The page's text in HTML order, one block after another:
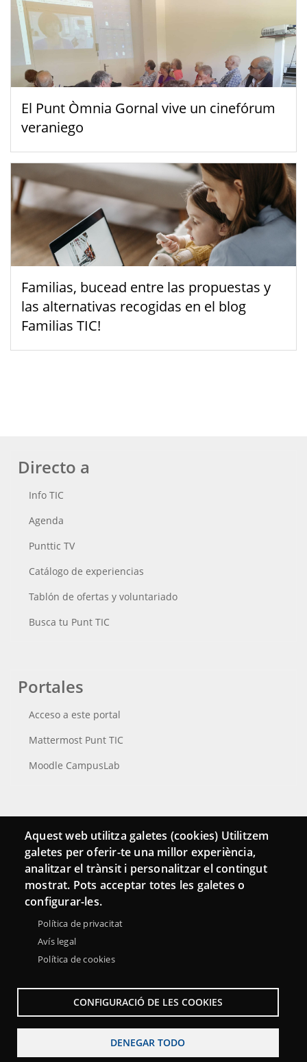
El Punt Òmnia Gornal vive un cinefórum
veraniego
Familias, bucead entre las propuestas y
las alternativas recogidas en el blog
Familias TIC!
Directo a
Info TIC
Agenda
Punttic TV
Catálogo de experiencias
Tablón de ofertas y voluntariado
Busca tu Punt TIC
Portales
Acceso a este portal
Mattermost Punt TIC
Moodle CampusLab
Conecta
Contacto
Hemeroteca
Aquest web utilitza galetes (cookies) Utilitzem
galetes per oferir-te una millor experiència,
analitzar el trànsit i personalitzar el contingut
mostrat. Pots acceptar totes les galetes o
configurar-les.
Política de privacitat
Avís legal
Política de cookies
CONFIGURACIÓ DE LES COOKIES
DENEGAR TODO